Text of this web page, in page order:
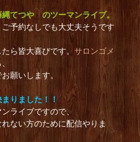
縄てつや のツーマンライブ。
予約なしでも大丈夫そうです
ら皆大喜びです。 サロンゴメ
願いします。
りました！！
ライブですので、
ない方のために配信やりま